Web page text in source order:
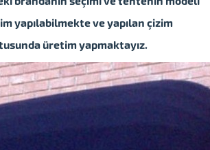
yapılabilmekte ve yapılan çizim
üretim yapmaktayız.